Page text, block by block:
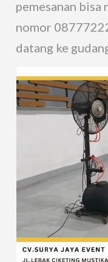
pemesanan bisa
nomor
datang ke